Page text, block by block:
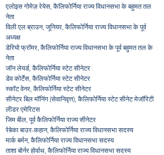
एलोइस गोमेज़ रेयेस, कैलिफोर्निया राज्य विधानसभा के बहुमत तल
नेता
विली एल ब्राउन, जूनियर, कैलिफोर्निया राज्य विधानसभा के पूर्व
अध्यक्ष
डेरियो फ्रॉमर, कैलिफोर्निया राज्य विधानसभा के पूर्व बहुमत तल के
नेता
जॉन लेयर्ड, कैलिफोर्निया स्टेट सीनेटर
डेव कोर्टेस, कैलिफोर्निया स्टेट सीनेटर
स्कॉट वेनर, कैलिफोर्निया स्टेट सीनेटर
सीनेटर बिल मॉनिंग (सेवानिवृत्त), कैलिफोर्निया स्टेट सीनेट मेजॉरिटी
लीडर एमेरिटस
जिम बील, पूर्व कैलिफोर्निया राज्य सीनेटर
रेबेका बाउर-कहान, कैलिफोर्निया राज्य विधानसभा सदस्य
मार्क बर्मन, कैलिफोर्निया राज्य विधानसभा सदस्य
ताशा बोर्नर होर्वाथ, कैलिफोर्निया राज्य विधानसभा सदस्य